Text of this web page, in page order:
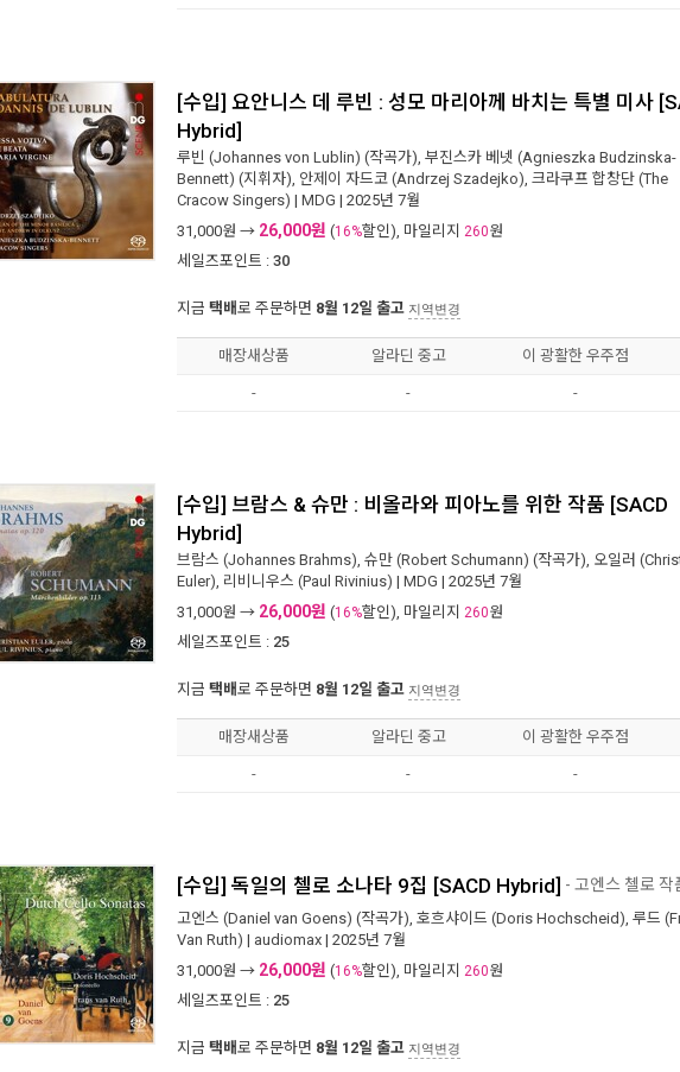
[수입] 요안니스 데 루빈 : 성모 마리아께 바치는 특별 미사
Hybrid]
루빈 (Johannes von Lublin) (작곡가), 부진스카 베넷 (Agnieszka Budzinska-
Bennett) (지휘자), 안제이 자드코 (Andrzej Szadejko) 크라쿠프 합창단 (The
Cracow Singers) | MDG | 2025년 7월
31,000원 → 26,000원 (16%할인), 마일리지 260원
세일즈포인트 : 30
지금 택배로 주문하면 8월 12일 출고 지역변경
매장새상품 알라딘 중고 이 광활한 우주점
- - -
[수입] 브람스 & 슈만 : 비올라와 피아노를 위한 작품 [SACD
Hybrid]
브람스 (Johannes Brahms) 슈만 (Robert Schumann) (작곡가), 오일러
Euler) 리비니우스 (Paul Rivinius) | MDG | 2025년 7월
31,000원 → 26,000원 (16%할인), 마일리지 260원
세일즈포인트 : 25
지금 택배로 주문하면 8월 12일 출고 지역변경
매장새상품 알라딘 중고 이 광활한 우주점
- - -
[수입] 독일의 첼로 소나타 9집 [SACD Hybrid] - 고엔스 첼로 작
고엔스 (Daniel van Goens) (작곡가), 호흐샤이드 (Doris Hochscheid), 루드
Van Ruth) | audiomax | 2025년 7월
31,000원 → 26,000원 (16%할인), 마일리지 260원
세일즈포인트 : 25
지금 택배로 주문하면 8월 12일 출고 지역변경